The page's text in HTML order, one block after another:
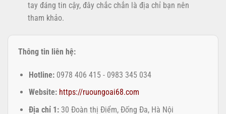
tay đáng tin cậy, đây chắc chắn là địa chỉ bạn nên
tham khảo.
Thông tin liên hệ:
Hotline:0978 406 415 - 0983 345 034
Website: https://ruoungoai68.com
Địa chỉ 1:30 Đoàn thị Điểm, Đống Đa, Hà Nội